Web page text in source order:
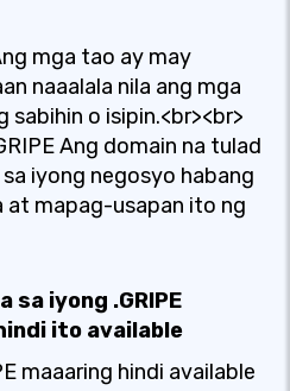
mga tao ay may
naaalala nila ang mga
sabihin o isipin.<br><br>
Ang domain na tulad
iyong negosyo habang
at mapag-usapan ito ng
sa iyong .GRIPE
ito available
maaaring hindi available